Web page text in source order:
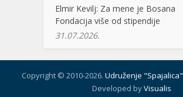
Elmir Kevilj: Za mene je Bosana
Fondacija više od stipendije
31.07.2026.
Copyright © 2010-2026. Udruženje "Spajalica"
Developed byVisualis